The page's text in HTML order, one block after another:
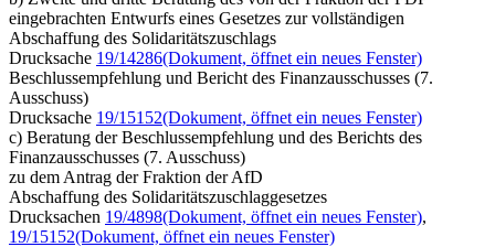
eingebrachten Entwurfs eines Gesetzes zur vollständigen
Abschaffung des Solidaritätszuschlags
Drucksache 19/14286(Dokument, öffnet ein neues Fenster)
Beschlussempfehlung und Bericht des Finanzausschusses (7.
Ausschuss)
Drucksache 19/15152(Dokument, öffnet ein neues Fenster)
c) Beratung der Beschlussempfehlung und des Berichts des
Finanzausschusses (7. Ausschuss)
zu dem Antrag der Fraktion der AfD
Abschaffung des Solidaritätszuschlaggesetzes
Drucksachen 19/4898(Dokument, öffnet ein neues Fenster),
19/15152(Dokument, öffnet ein neues Fenster)